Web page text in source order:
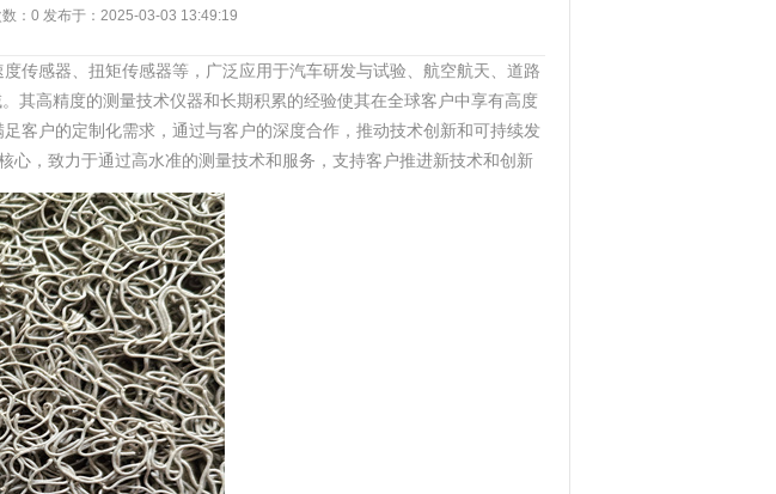
： 0 发布于：2025-03-03 13:49:19
传感器、扭矩传感器等，广泛应用于汽车研发与试验、航空航天、道路
其高精度的测量技术仪器和长期积累的经验使其在全球客户中享有高度
客户的定制化需求，通过与客户的深度合作，推动技术创新和可持续发
心，致力于通过高水准的测量技术和服务，支持客户推进新技术和创新‌